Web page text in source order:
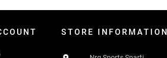
STORE INFORMATION